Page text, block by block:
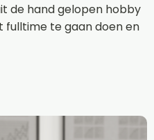
de hand gelopen hobby
fulltime te gaan doen en